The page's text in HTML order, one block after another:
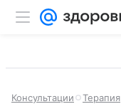
Консультации Терапия